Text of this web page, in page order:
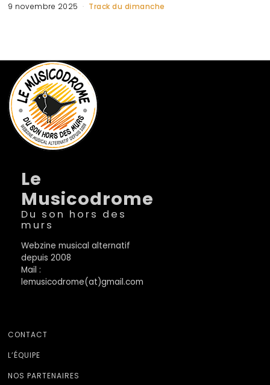
9 novembre 2025 Track du dimanche
Le
Musicodrome
Du son hors des
murs
Webzine musical alternatif
depuis 2008
Mail :
lemusicodrome(at)gmail.com
CONTACT
L’ÉQUIPE
NOS PARTENAIRES